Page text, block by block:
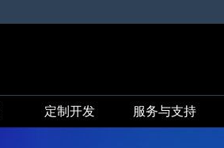
定制开发 服务与支持